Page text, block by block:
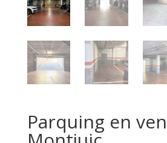
Parquing en